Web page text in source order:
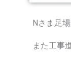
Nさま足
また工事